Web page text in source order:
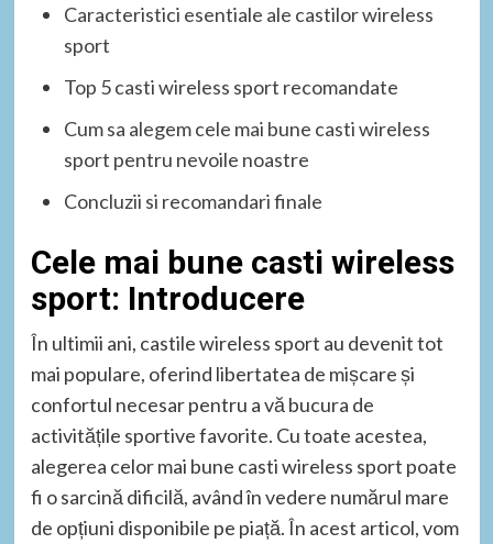
Caracteristici esentiale ale castilor wireless
sport
Top 5 casti wireless sport recomandate
Cum sa alegem cele mai bune casti wireless
sport pentru nevoile noastre
Concluzii si recomandari finale
Cele mai bune casti wireless
sport: Introducere
În ultimii ani, castile wireless sport au devenit tot
mai populare, oferind libertatea de mișcare și
confortul necesar pentru a vă bucura de
activitățile sportive favorite. Cu toate acestea,
alegerea celor mai bune casti wireless sport poate
fi o sarcină dificilă, având în vedere numărul mare
de opțiuni disponibile pe piață. În acest articol, vom